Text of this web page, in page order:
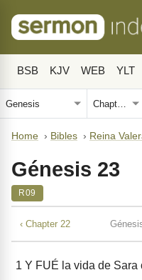
BSB KJV WEB YLT
Home › Bibles › Reina
Génesis 23
R09
‹ Chapter 22
1 Y FUÉ la vida de Sara